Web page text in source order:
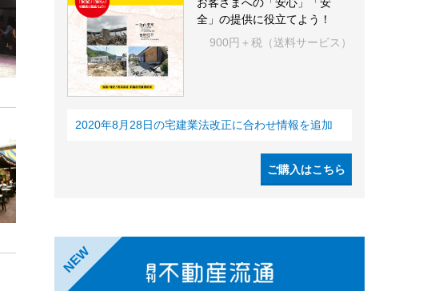
全」の提供に役立てよう！
900円＋税（送料サービス）
2020年8月28日の宅建業法改正に合わせ情報を追加
ご購入はこちら
NEW